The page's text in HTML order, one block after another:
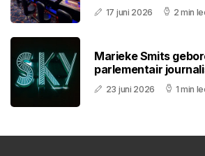
17 juni 2026 2 min
Marieke Smits
parlementair
23 juni 2026 1 min